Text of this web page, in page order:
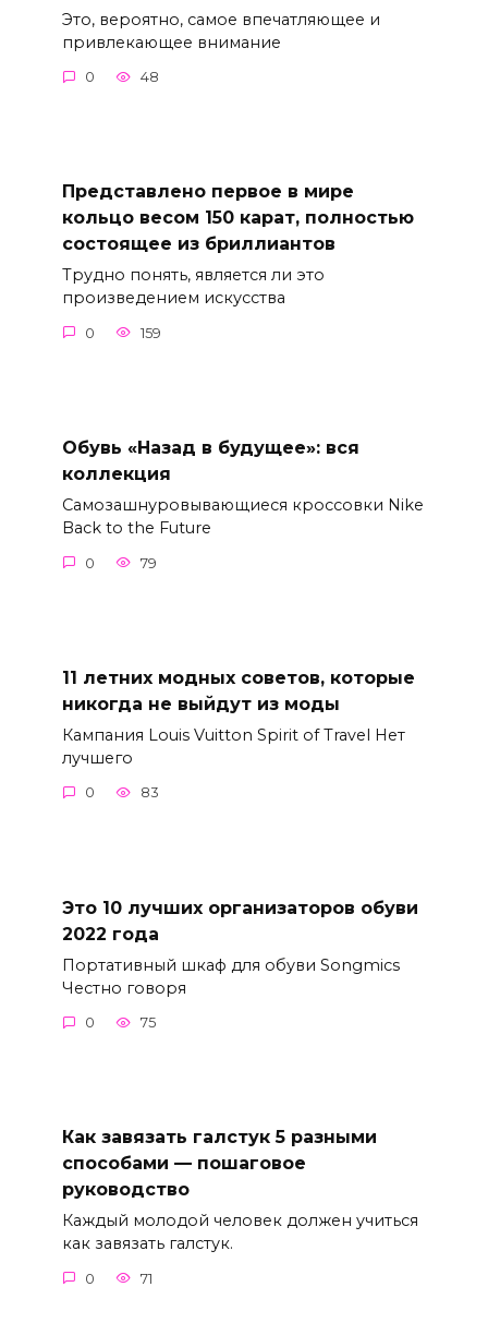
Это, вероятно, самое впечатляющее и
привлекающее внимание
0 48
Представлено первое в мире
кольцо весом 150 карат, полностью
состоящее из бриллиантов
Трудно понять, является ли это
произведением искусства
0 159
Обувь «Назад в будущее»: вся
коллекция
Самозашнуровывающиеся кроссовки Nike
Back to the Future
0 79
11 летних модных советов, которые
никогда не выйдут из моды
Кампания Louis Vuitton Spirit of Travel Нет
лучшего
0 83
Это 10 лучших организаторов обуви
2022 года
Портативный шкаф для обуви Songmics
Честно говоря
0 75
Как завязать галстук 5 разными
способами — пошаговое
руководство
Каждый молодой человек должен учиться
как завязать галстук.
0 71